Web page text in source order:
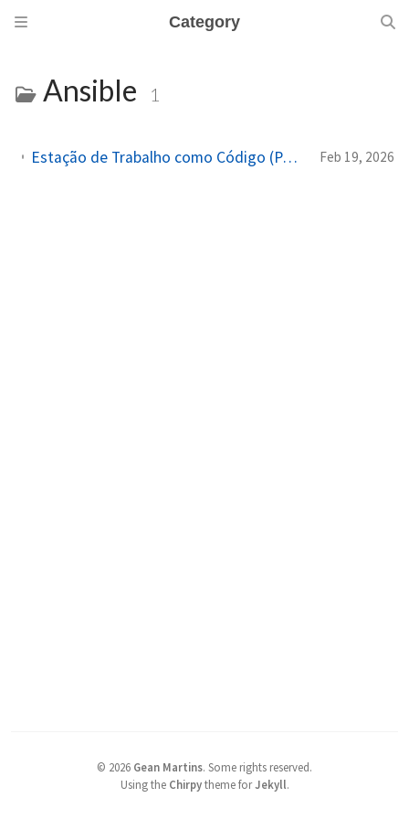
Category
Ansible 1
Estação de Trabalho como Código (Parte 10): Provisionamento com Ansible e Docker Feb 19, 2026
© 2026 Gean Martins. Some rights reserved.
Using the Chirpytheme forJekyll.